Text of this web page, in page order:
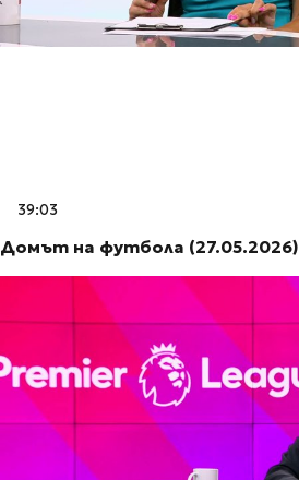
39:03
Домът на футбола (27.05.2026)